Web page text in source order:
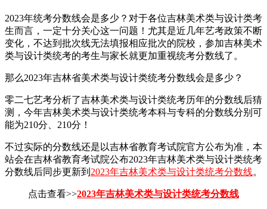
2023年统考分数线会是多少？对于各位吉林美术类与设计类考
生而言，一定十分关心这一问题！尤其是近几年艺考政策不断
变化，不达到批次线无法填报相应批次的院校，参加吉林美术
类与设计类统考的考生与家长就更加重视统考分数线了。
那么2023年吉林省美术类与设计类统考分数线会是多少？
零二七艺考分析了吉林美术类与设计类统考历年的分数线后猜
测，今年吉林美术类与设计类统考本科与专科的分数线分别可
能为210分、210分！
不过实际的分数线还是以吉林省教育考试院官方公布为准，本
站会在吉林省教育考试院公布2023年吉林美术类与设计类统考
分数线后同步更新到 2023年吉林美术类与设计类统考分数线。
点击查看>>2023年吉林美术类与设计类统考分数线